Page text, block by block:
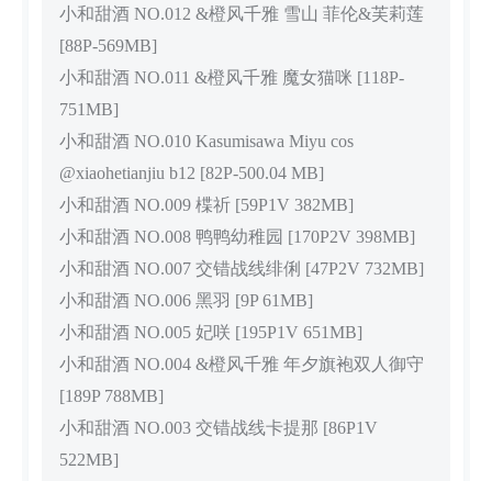
小和甜酒 NO.012 &橙风千雅 雪山 菲伦&芙莉莲
[88P-569MB]
小和甜酒 NO.011 &橙风千雅 魔女猫咪 [118P-
751MB]
小和甜酒 NO.010 Kasumisawa Miyu cos
@xiaohetianjiu b12 [82P-500.04 MB]
小和甜酒 NO.009 楪祈 [59P1V 382MB]
小和甜酒 NO.008 鸭鸭幼稚园 [170P2V 398MB]
小和甜酒 NO.007 交错战线绯俐 [47P2V 732MB]
小和甜酒 NO.006 黑羽 [9P 61MB]
小和甜酒 NO.005 妃咲 [195P1V 651MB]
小和甜酒 NO.004 &橙风千雅 年夕旗袍双人御守
[189P 788MB]
小和甜酒 NO.003 交错战线卡提那 [86P1V
522MB]